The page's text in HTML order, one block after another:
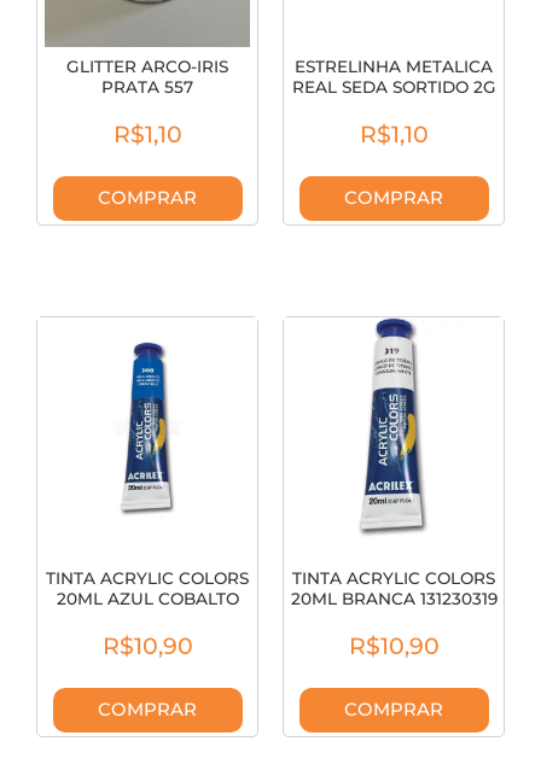
GLITTER ARCO-IRIS
PRATA 557
R$1,10
COMPRAR
ESTRELINHA METALICA
REAL SEDA SORTIDO 2G
R$1,10
COMPRAR
TINTA ACRYLIC COLORS
20ML AZUL COBALTO
R$10,90
COMPRAR
TINTA ACRYLIC COLORS
20ML BRANCA 131230319
R$10,90
COMPRAR